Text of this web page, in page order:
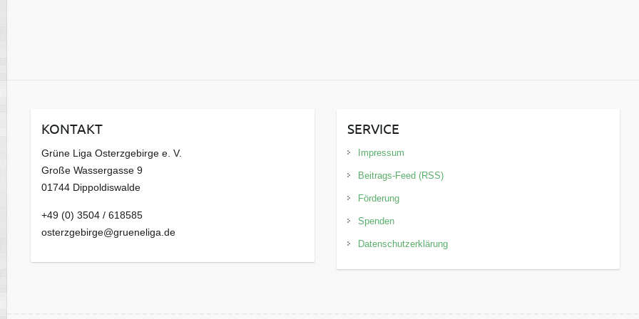
KONTAKT
Grüne Liga Osterzgebirge e. V.
Große Wassergasse 9
01744 Dippoldiswalde
+49 (0) 3504 / 618585
osterzgebirge@grueneliga.de
SERVICE
Impressum
Beitrags-Feed (RSS)
Förderung
Spenden
Datenschutzerklärung